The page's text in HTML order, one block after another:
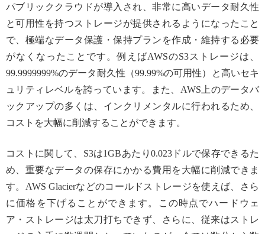
パブリッククラウドが導入され、非常に高いデータ耐久性
と可用性を持つストレージが提供されるようになったこと
で、極端なデータ保護・保持プランを作成・維持する必要
がなくなったことです。例えばAWSのS3ストレージは、
99.9999999%のデータ耐久性（99.99%の可用性）と高いセキ
ュリティレベルを誇っています。また、AWS上のデータバ
ックアップの多くは、インクリメンタルに行われるため、
コストを大幅に削減することができます。
コストに関して、S3は1GBあたり0.023ドルで保存できるた
め、重要なデータの保存にかかる費用を大幅に削減できま
す。AWS Glacierなどのコールドストレージを使えば、さら
に価格を下げることができます。この時点でハードウェ
ア・ストレージは太刀打ちできず、さらに、従来はストレ